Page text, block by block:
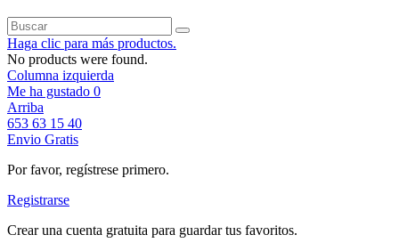
Haga clic para más productos.
No products were found.
Columna izquierda
Me ha gustado 0
Arriba
653 63 15 40
Envio Gratis
Por favor, regístrese primero.
Registrarse
Crear una cuenta gratuita para guardar tus favoritos.